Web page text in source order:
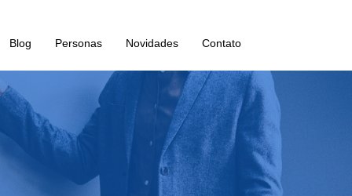
Blog Personas Novidades Contato